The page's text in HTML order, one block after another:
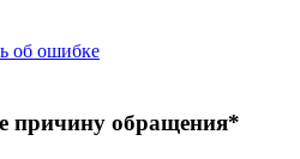
об ошибке
причину обращения*